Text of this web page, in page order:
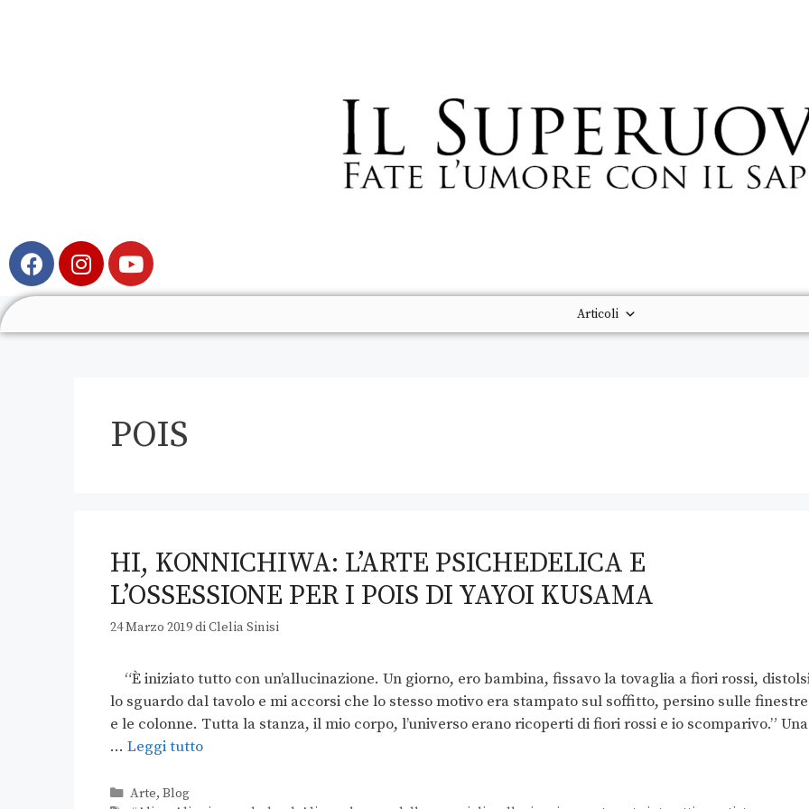
Articoli
POIS
HI, KONNICHIWA: L’ARTE PSICHEDELICA E
L’OSSESSIONE PER I POIS DI YAYOI KUSAMA
24 Marzo 2019diClelia Sinisi
“È iniziato tutto con un’allucinazione. Un giorno, ero bambina, fissavo la tovaglia a fiori rossi,
lo sguardo dal tavolo e mi accorsi che lo stesso motivo era stampato sul soffitto, persino sulle finestre
e le colonne. Tutta la stanza, il mio corpo, l’universo erano ricoperti di fiori rossi e io scomparivo.” Una
… Leggi tutto
Arte, Blog